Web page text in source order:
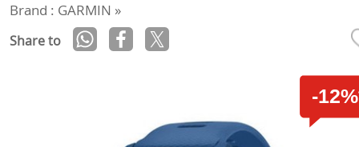
Brand : GARMIN »
Share to
-